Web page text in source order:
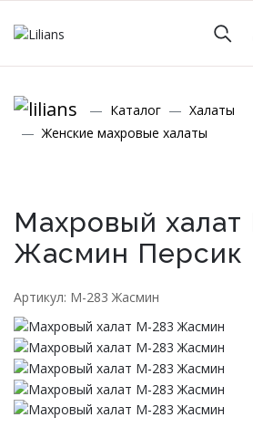
+7 (999) 156-56-
www.lilians-
Мужской Ассортимент
Детcкий трикотаж
Женская одежда
Каталог
Халаты
Женские махровые халаты
Махровый
Жасмин Персик
Артикул: М-283 Жасмин